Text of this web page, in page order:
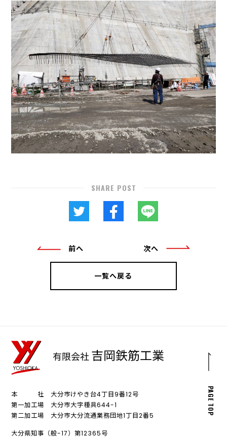
SHARE POST
前へ
一覧へ戻る
次へ
本 社 大分市けやき台4丁目9番12号
第一加工場 大分市大字種具644-1
第二加工場 大分市大分流通業務団地1丁目2番5
大分県知事（般-17）第12365号
PAGE TOP